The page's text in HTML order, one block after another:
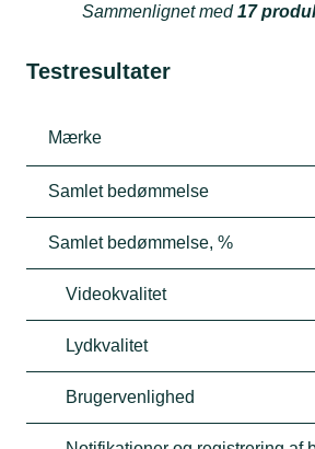
Sammenlignet med17
Testresultater
Mærke
Samlet bedømmelse
Samlet bedømmelse, %
Videokvalitet
Lydkvalitet
Brugervenlighed